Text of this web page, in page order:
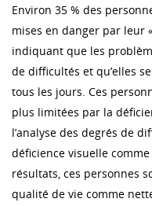
Environ 35 % des
mises en danger par leur
indiquant que les
de difficultés et qu’elles
tous les jours. Ces
plus limitées par la
l’analyse des degrés de
déficience visuelle
résultats, ces personnes
qualité de vie comme